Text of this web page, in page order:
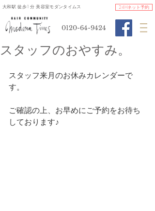
​大和駅 徒歩1分 美容室モダンタイムス
0120-64-9424
24Hネット予約
スタッフのおやすみ。
スタッフ来月のお休みカレンダーで
す。
ご確認の上、お早めにご予約をお待ち
しております♪